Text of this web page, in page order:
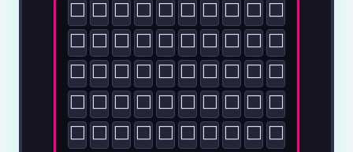
⬜ ⬜ ⬜ ⬜ ⬜ ⬜ ⬜ ⬜ ⬜ ⬜
⬜ ⬜ ⬜ ⬜ ⬜ ⬜ ⬜ ⬜ ⬜ ⬜
⬜ ⬜ ⬜ ⬜ ⬜ ⬜ ⬜ ⬜ ⬜ ⬜
⬜ ⬜ ⬜ ⬜ ⬜ ⬜ ⬜ ⬜ ⬜ ⬜
⬜ ⬜ ⬜ ⬜ ⬜ ⬜ ⬜ ⬜ ⬜ ⬜